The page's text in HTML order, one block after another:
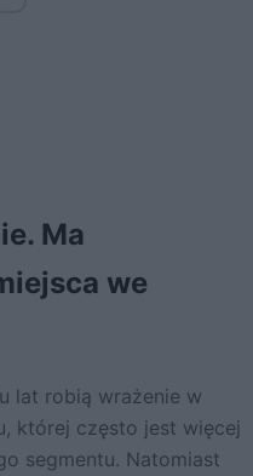
Ma
we
lat robią wrażenie w
której często jest więcej
segmentu. Natomiast